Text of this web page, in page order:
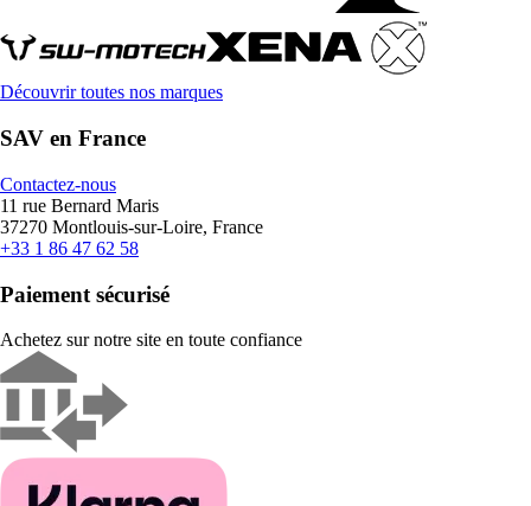
Découvrir toutes nos marques
SAV en France
Contactez-nous
11 rue Bernard Maris
37270 Montlouis-sur-Loire, France
+33 1 86 47 62 58
Paiement sécurisé
Achetez sur notre site en toute confiance